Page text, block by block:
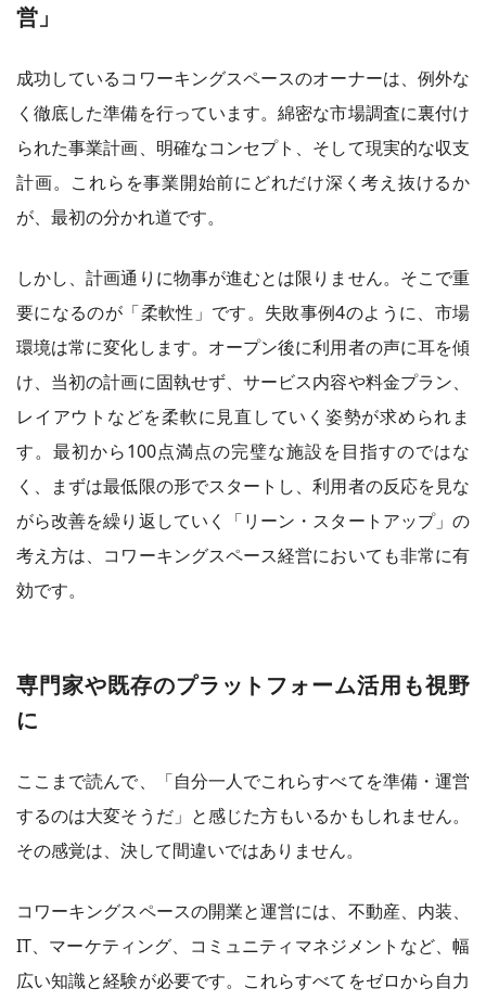
営」
成功しているコワーキングスペースのオーナーは、例外な
く徹底した準備を行っています。綿密な市場調査に裏付け
られた事業計画、明確なコンセプト、そして現実的な収支
計画。これらを事業開始前にどれだけ深く考え抜けるか
が、最初の分かれ道です。
しかし、計画通りに物事が進むとは限りません。そこで重
要になるのが「柔軟性」です。失敗事例4のように、市場
環境は常に変化します。オープン後に利用者の声に耳を傾
け、当初の計画に固執せず、サービス内容や料金プラン、
レイアウトなどを柔軟に見直していく姿勢が求められま
す。最初から100点満点の完璧な施設を目指すのではな
く、まずは最低限の形でスタートし、利用者の反応を見な
がら改善を繰り返していく「リーン・スタートアップ」の
考え方は、コワーキングスペース経営においても非常に有
効です。
専門家や既存のプラットフォーム活用も視野
に
ここまで読んで、「自分一人でこれらすべてを準備・運営
するのは大変そうだ」と感じた方もいるかもしれません。
その感覚は、決して間違いではありません。
コワーキングスペースの開業と運営には、不動産、内装、
IT、マーケティング、コミュニティマネジメントなど、幅
広い知識と経験が必要です。これらすべてをゼロから自力